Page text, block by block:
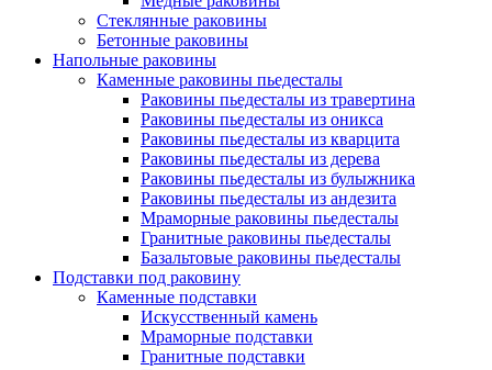
Стеклянные раковины
Бетонные раковины
Напольные раковины
Каменные раковины пьедесталы
Раковины пьедесталы из травертина
Раковины пьедесталы из оникса
Раковины пьедесталы из кварцита
Раковины пьедесталы из дерева
Раковины пьедесталы из булыжника
Раковины пьедесталы из андезита
Мраморные раковины пьедесталы
Гранитные раковины пьедесталы
Базальтовые раковины пьедесталы
Подставки под раковину
Каменные подставки
Искусственный камень
Мраморные подставки
Гранитные подставки